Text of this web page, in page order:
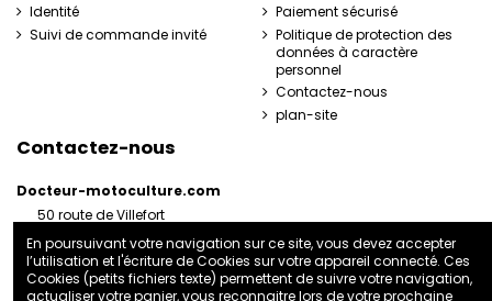
Identité
Suivi de commande invité
Paiement sécurisé
Politique de protection des
données à caractère
personnel
Contactez-nous
plan-site
Contactez-nous
Docteur-motoculture.com
50 route de Villefort
France
06 35 41 62 07
En poursuivant votre navigation sur ce site, vous devez accepter
l’utilisation et l'écriture de Cookies sur votre appareil connecté. Ces
Cookies (petits fichiers texte) permettent de suivre votre navigation,
actualiser votre panier, vous reconnaitre lors de votre prochaine